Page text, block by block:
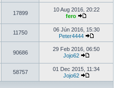
17899
10 Aug 2016, 20:22
fero
11750
06 Jún 2016, 15:30
Peter4444
90686
29 Feb 2016, 06:50
Jojo62
58757
01 Dec 2015, 11:34
Jojo62